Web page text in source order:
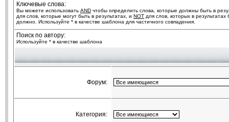
Ключевые слова:
Вы можете использовать AND чтобы определить слова, которые должны быть в
для слов, которые могут быть в результатах, и NOT для слов, которых в результатах
должно. Используйте * в качестве шаблона для частичного совпадения.
Поиск по автору:
Используйте * в качестве шаблона
Форум:
Категория: